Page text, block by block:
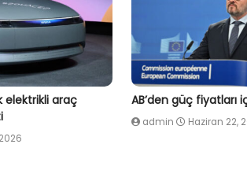
elektrikli araç
AB’den güç fiyatları
admin Haziran 22,